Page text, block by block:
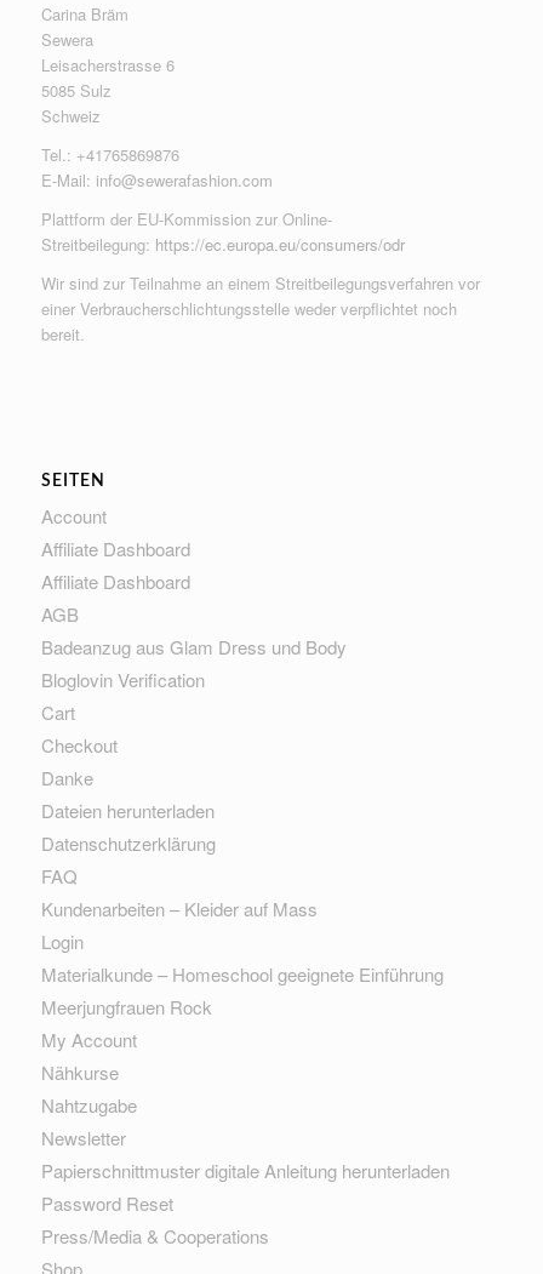
Carina Bräm
Sewera
Leisacherstrasse 6
5085 Sulz
Schweiz
Tel.: +41765869876
E-Mail: info@sewerafashion.com
Plattform der EU-Kommission zur Online-
Streitbeilegung: https://ec.europa.eu/consumers/odr
Wir sind zur Teilnahme an einem Streitbeilegungsverfahren vor
einer Verbraucherschlichtungsstelle weder verpflichtet noch
bereit.
SEITEN
Account
Affiliate Dashboard
Affiliate Dashboard
AGB
Badeanzug aus Glam Dress und Body
Bloglovin Verification
Cart
Checkout
Danke
Dateien herunterladen
Datenschutzerklärung
FAQ
Kundenarbeiten – Kleider auf Mass
Login
Materialkunde – Homeschool geeignete Einführung
Meerjungfrauen Rock
My Account
Nähkurse
Nahtzugabe
Newsletter
Papierschnittmuster digitale Anleitung herunterladen
Password Reset
Press/Media & Cooperations